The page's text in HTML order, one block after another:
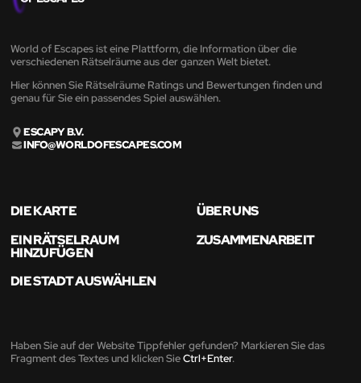
World of Escapes ist eine Plattform, die Information über die
verschiedenen Rätselräume aus der ganzen Welt bietet.
Hier können Sie Rätselräume Ratings und Bewertungen finden und
genau für Sie ein passendes Spiel auswählen.
ESCAPY B.V.
INFO@WORLDOFESCAPES.COM
DIE KARTE
ÜBER UNS
EIN RÄTSELRAUM
HINZUFÜGEN
ZUSAMMENARBEIT
DIE STADT AUSWÄHLEN
Haben Sie auf der Website Tippfehler gefunden? Markieren Sie das
Fragment des Textes und klicken SieCtrl+Enter.